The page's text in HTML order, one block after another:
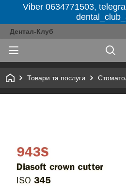
Viber 0634771503,
Дентал-Клуб
Товари та послуги